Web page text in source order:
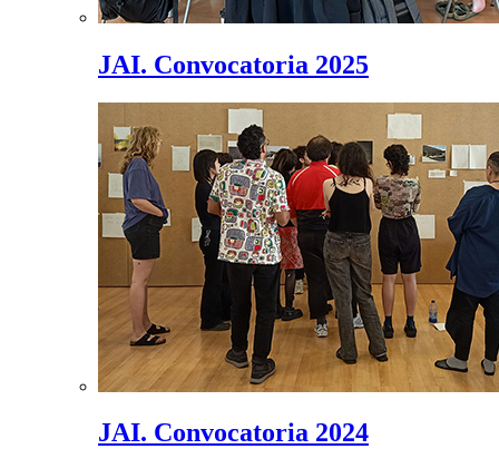
JAI. Convocatoria 2025
JAI. Convocatoria 2024